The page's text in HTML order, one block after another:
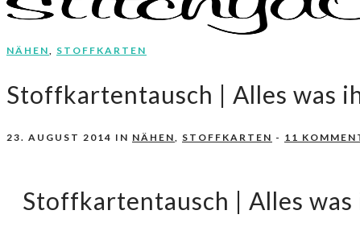
NÄHEN, STOFFKARTEN
Stoffkartentausch | Alles was
23. AUGUST 2014 IN NÄHEN, STOFFKARTEN - 11
Stoffkartentausch | Alles was